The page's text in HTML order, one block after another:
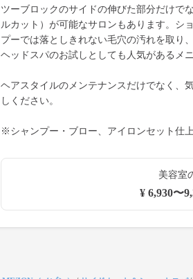
ツーブロックのサイドの伸びた部分だけで
ルカット）が可能なサロンもあります。シ
プーでは落としきれない毛穴の汚れを取り
ヘッドスパのお試しとしても人気があるメニ
ヘアスタイルのメンテナンスだけでなく、
しください。
※シャンプー・ブロー、アイロンセット仕
美容室
¥ 6,930〜